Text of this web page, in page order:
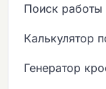
Поиск работы
Калькулятор
Генератор